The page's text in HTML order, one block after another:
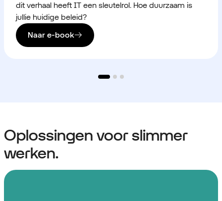
dit verhaal heeft IT een sleutelrol. Hoe duurzaam is
jullie huidige beleid?
Naar e-book
Oplossingen voor slimmer
werken.